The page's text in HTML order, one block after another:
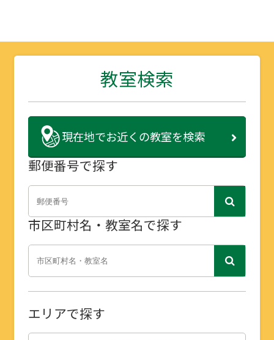
教室検索
現在地でお近くの教室を検索
郵便番号で探す
市区町村名・教室名で探す
エリアで探す